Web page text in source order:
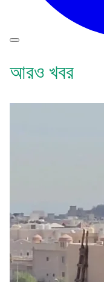
আরও খবর